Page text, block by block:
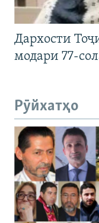
Дархости
модари 77-
Рӯйхатҳо